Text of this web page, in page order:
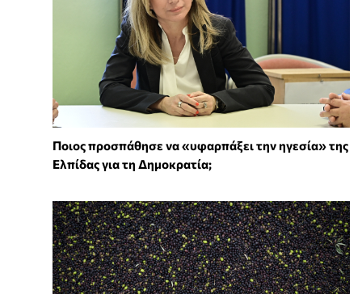
Ποιος προσπάθησε να «υφαρπάξει την ηγεσία» της
Ελπίδας για τη Δημοκρατία;